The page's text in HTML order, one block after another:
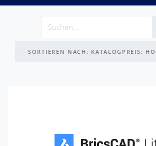
SORTIEREN NACH: KATALOGPREIS: